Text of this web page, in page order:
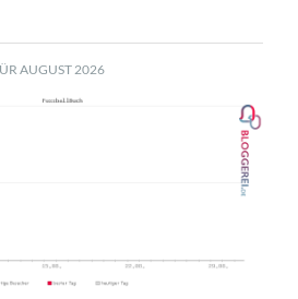
AUGUST 2026